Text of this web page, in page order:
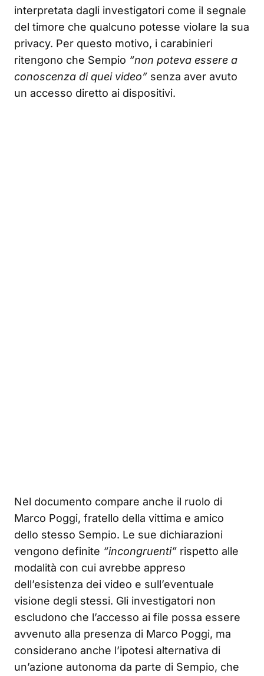
interpretata dagli investigatori come il segnale
del timore che qualcuno potesse violare la sua
privacy. Per questo motivo, i carabinieri
ritengono che Sempio “non poteva essere a
conoscenza di quei video” senza aver avuto
un accesso diretto ai dispositivi.
Nel documento compare anche il ruolo di
Marco Poggi, fratello della vittima e amico
dello stesso Sempio. Le sue dichiarazioni
vengono definite “incongruenti” rispetto alle
modalità con cui avrebbe appreso
dell’esistenza dei video e sull’eventuale
visione degli stessi. Gli investigatori non
escludono che l’accesso ai file possa essere
avvenuto alla presenza di Marco Poggi, ma
considerano anche l’ipotesi alternativa di
un’azione autonoma da parte di Sempio, che